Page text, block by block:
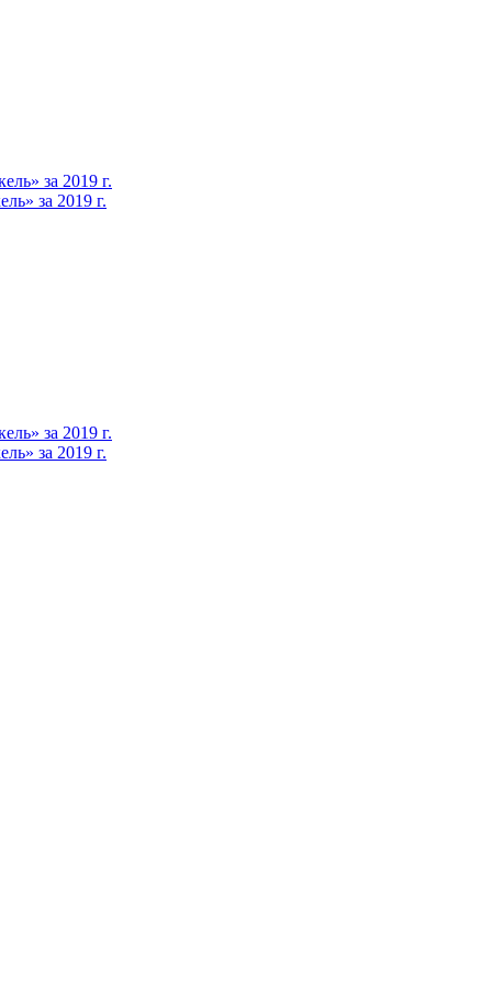
за 2019 г.
за 2019 г.
за 2019 г.
за 2019 г.